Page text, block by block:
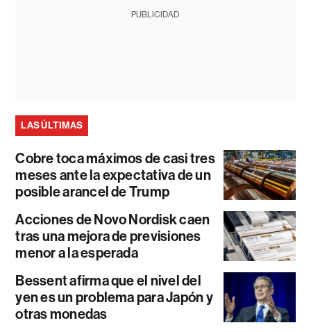
PUBLICIDAD
LAS ÚLTIMAS
Cobre toca máximos de casi tres
meses ante la expectativa de un
posible arancel de Trump
Acciones de Novo Nordisk caen
tras una mejora de previsiones
menor a la esperada
Bessent afirma que el nivel del
yen es un problema para Japón y
otras monedas